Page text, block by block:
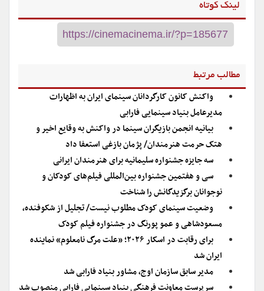
لینک کوتاه
مطالب مرتبط
واکنش کانون کارگردانان سینمای ایران به اظهارات
مدیرعامل بنیاد سینمایی فارابی
بیانیه انجمن بازیگران سینما در واکنش به وقایع اخیر و
هتک حرمت هنرمندان/ پژمان بازغی استعفا داد
سه جایزه جشنواره سلیمانیه برای هنرمندان ایرانی
سی و هفتمین جشنواره بین‌المللی فیلم‌های کودکان و
نوجوانان برگزیدگانش را شناخت
وضعیت سینمای کودک مطلوب نیست/ تجلیل از شکوفنده،
مسعودشاهی و عمو پورنگ در جشنواره فیلم کودک
برای رقابت در اسکار ۲۰۲۶؛ «علت مرگ نامعلوم» نماینده
ایران شد
مدیر سابق سازمان اوج، مشاور بنیاد فارابی شد
سرپرست معاونت فرهنگی بنیاد سینمایی فارابی منصوب شد